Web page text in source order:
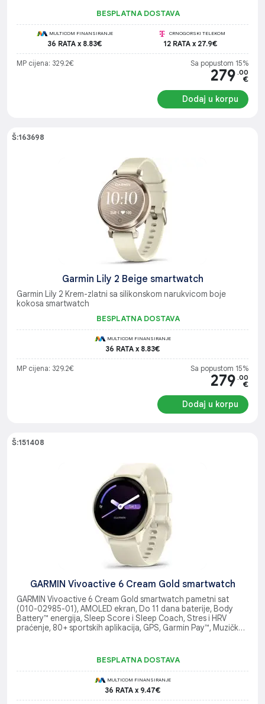
BESPLATNA DOSTAVA
MULTICOM FINANSIRANJE
36 RATA x 8.83€
CRNOGORSKI TELEKOM
12 RATA x 27.9€
MP cijena: 329.2€ Sa popustom 15%
279 .00
€
Dodaj u korpu
Š:163698
Garmin Lily 2 Beige smartwatch
Garmin Lily 2 Krem-zlatni sa silikonskom narukvicom boje
kokosa smartwatch
BESPLATNA DOSTAVA
MULTICOM FINANSIRANJE
36 RATA x 8.83€
MP cijena: 329.2€ Sa popustom 15%
279 .00
€
Dodaj u korpu
Š:151408
GARMIN Vivoactive 6 Cream Gold smartwatch
GARMIN Vivoactive 6 Cream Gold smartwatch pametni sat
(010-02985-01), AMOLED ekran, Do 11 dana baterije, Body
Battery™ energija, Sleep Score i Sleep Coach, Stres i HRV
praćenje, 80+ sportskih aplikacija, GPS, Garmin Pay™, Muzička
BESPLATNA DOSTAVA
MULTICOM FINANSIRANJE
36 RATA x 9.47€